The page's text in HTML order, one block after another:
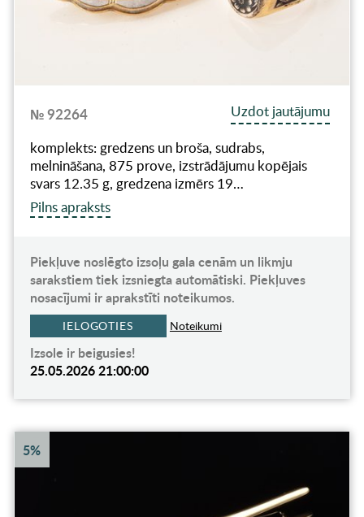
№ 92264
Uzdot jautājumu
komplekts: gredzens un broša, sudrabs,
melnināšana, 875 prove, izstrādājumu kopējais
svars 12.35 g, gredzena izmērs 19…
Pilns apraksts
Piekļuve noslēgto izsoļu gala cenām un likmju
sarakstiem tiek izsniegta automātiski. Piekļuves
nosacījumi ir aprakstīti noteikumos.
IELOGOTIES Noteikumi
Izsole ir beigusies!
25.05.2026 21:00:00
5%